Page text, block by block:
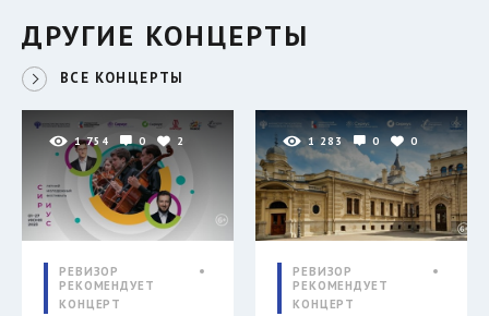
ДРУГИЕ КОНЦЕРТЫ
ВСЕ КОНЦЕРТЫ
1 754 0 2
РЕВИЗОР
РЕКОМЕНДУЕТ
КОНЦЕРТ
1 283 0 0
РЕВИЗОР
РЕКОМЕНДУЕТ
КОНЦЕРТ